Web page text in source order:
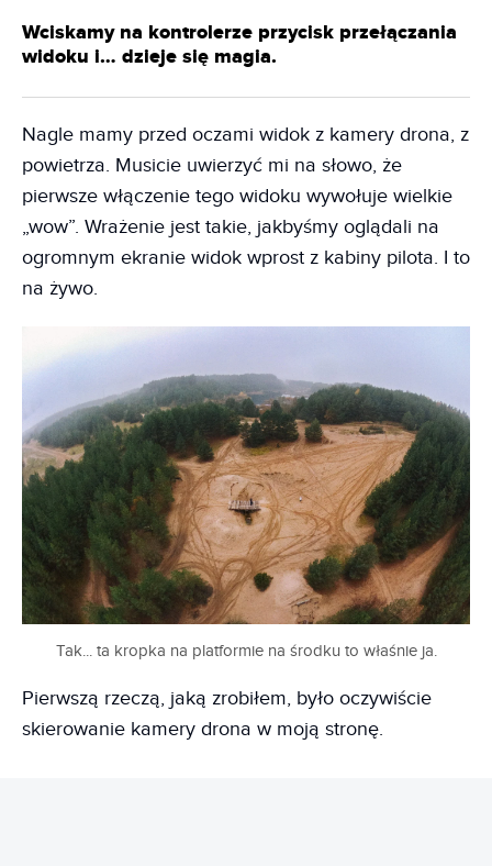
Wciskamy na kontrolerze przycisk przełączania
widoku i… dzieje się magia.
Nagle mamy przed oczami widok z kamery drona, z
powietrza. Musicie uwierzyć mi na słowo, że
pierwsze włączenie tego widoku wywołuje wielkie
„wow”. Wrażenie jest takie, jakbyśmy oglądali na
ogromnym ekranie widok wprost z kabiny pilota. I to
na żywo.
Tak... ta kropka na platformie na środku to właśnie ja.
Pierwszą rzeczą, jaką zrobiłem, było oczywiście
skierowanie kamery drona w moją stronę.